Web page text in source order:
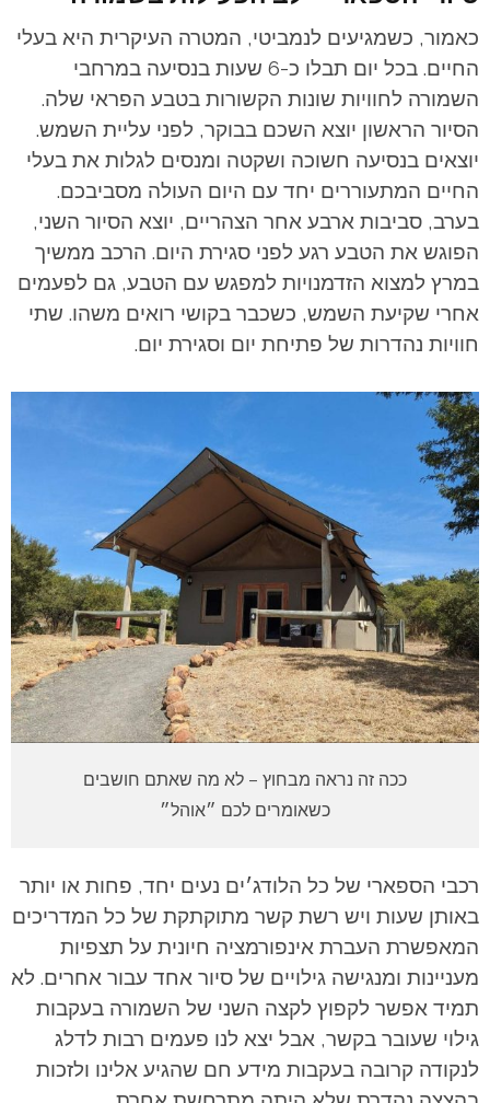
כאמור, כשמגיעים לנמביטי, המטרה העיקרית היא בעלי
החיים. בכל יום תבלו כ-6 שעות בנסיעה במרחבי
השמורה לחוויות שונות הקשורות בטבע הפראי שלה.
הסיור הראשון יוצא השכם בבוקר, לפני עליית השמש.
יוצאים בנסיעה חשוכה ושקטה ומנסים לגלות את בעלי
החיים המתעוררים יחד עם היום העולה מסביבכם.
בערב, סביבות ארבע אחר הצהריים, יוצא הסיור השני,
הפוגש את הטבע רגע לפני סגירת היום. הרכב ממשיך
במרץ למצוא הזדמנויות למפגש עם הטבע, גם לפעמים
אחרי שקיעת השמש, כשכבר בקושי רואים משהו. שתי
חוויות נהדרות של פתיחת יום וסגירת יום.
ככה זה נראה מבחוץ – לא מה שאתם חושבים
כשאומרים לכם ״אוהל״
רכבי הספארי של כל הלודג׳ים נעים יחד, פחות או יותר
באותן שעות ויש רשת קשר מתוקתקת של כל המדריכים
המאפשרת העברת אינפורמציה חיונית על תצפיות
מעניינות ומנגישה גילויים של סיור אחד עבור אחרים. לא
תמיד אפשר לקפוץ לקצה השני של השמורה בעקבות
גילוי שעובר בקשר, אבל יצא לנו פעמים רבות לדלג
לנקודה קרובה בעקבות מידע חם שהגיע אלינו ולזכות